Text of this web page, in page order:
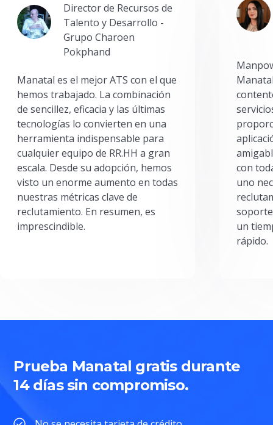
Director de Recursos de
Talento y Desarrollo -
Grupo Charoen
Pokphand
Manatal es el mejor ATS con el que
hemos trabajado. La combinación
de sencillez, eficacia y las últimas
tecnologías lo convierten en una
herramienta indispensable para
cualquier equipo de RR.HH a gran
escala. Desde su adopción, hemos
visto un enorme aumento en todas
nuestras métricas clave de
reclutamiento. En resumen, es
imprescindible.
con
uno
un
rápido.
Prueba Manatal gratis durante
14 días sin compromiso.